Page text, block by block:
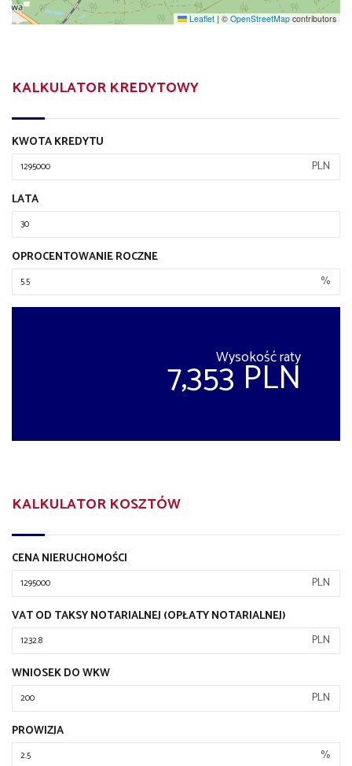
Leaflet | © OpenStreetMap contributors
KALKULATOR KREDYTOWY
KWOTA KREDYTU
PLN
LATA
OPROCENTOWANIE ROCZNE
%
Wysokość raty
7,353 PLN
KALKULATOR KOSZTÓW
CENA NIERUCHOMOŚCI
PLN
VAT OD TAKSY NOTARIALNEJ (OPŁATY NOTARIALNEJ)
PLN
WNIOSEK DO WKW
PLN
PROWIZJA
%